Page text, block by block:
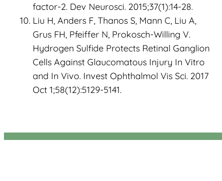
factor-2. Dev Neurosci. 2015;37(1):14-28.
Liu H, Anders F, Thanos S, Mann C, Liu A,
Grus FH, Pfeiffer N, Prokosch-Willing V.
Hydrogen Sulfide Protects Retinal Ganglion
Cells Against Glaucomatous Injury In Vitro
and In Vivo. Invest Ophthalmol Vis Sci. 2017
Oct 1;58(12):5129-5141.